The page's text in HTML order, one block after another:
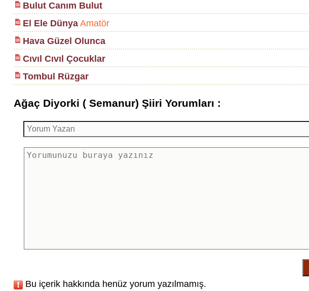
Bulut Canım Bulut
El Ele DünyaAmatör
Hava Güzel Olunca
Cıvıl Cıvıl Çocuklar
Tombul Rüzgar
Ağaç Diyorki ( Semanur) Şiiri Yorumları :
Bu içerik hakkında henüz yorum yazılmamış.